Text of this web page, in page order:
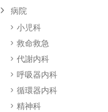
病院
小児科
救命救急
代謝内科
呼吸器内科
循環器内科
精神科